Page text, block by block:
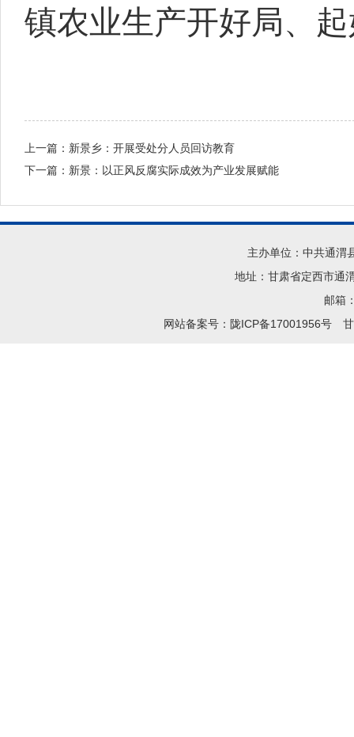
镇农业生产开好局、
上一篇： 新景乡：开展受处分人员回访教育
下一篇： 新景：以正风反腐实际成效为产业发展赋能
主办单位：中共通渭
地址：甘肃省定西市通
邮箱
网站备案号：陇ICP备17001956号